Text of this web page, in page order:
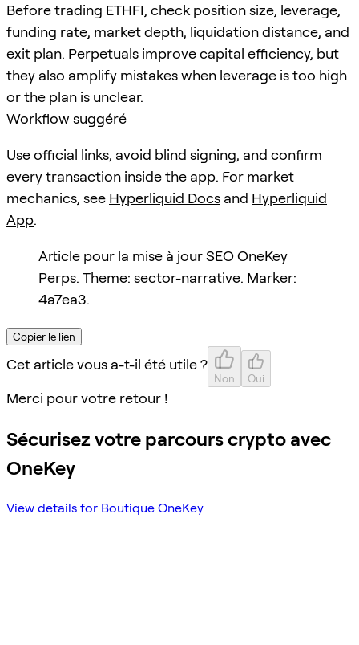
Before trading ETHFI, check position size, leverage,
funding rate, market depth, liquidation distance, and
exit plan. Perpetuals improve capital efficiency, but
they also amplify mistakes when leverage is too high
or the plan is unclear.
Workflow suggéré
Use official links, avoid blind signing, and confirm
every transaction inside the app. For market
mechanics, see Hyperliquid Docs and Hyperliquid
App.
Article pour la mise à jour SEO OneKey
Perps. Theme: sector-narrative. Marker:
4a7ea3.
Copier le lien
Cet article vous a-t-il été utile ?
Non Oui
Merci pour votre retour !
Sécurisez votre parcours crypto avec
OneKey
View details for Boutique OneKey